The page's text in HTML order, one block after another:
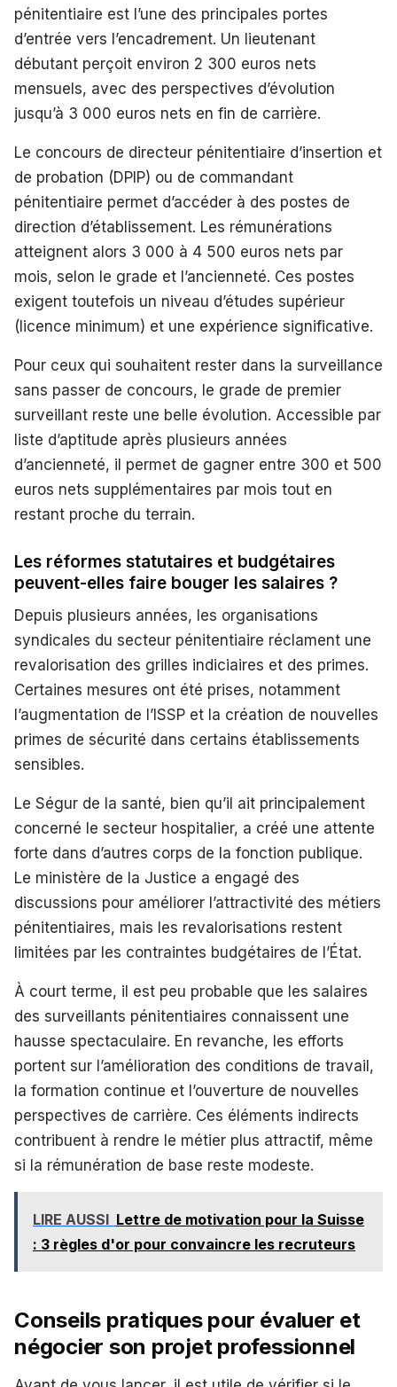
pénitentiaire est l’une des principales portes
d’entrée vers l’encadrement. Un lieutenant
débutant perçoit environ 2 300 euros nets
mensuels, avec des perspectives d’évolution
jusqu’à 3 000 euros nets en fin de carrière.
Le concours de directeur pénitentiaire d’insertion et
de probation (DPIP) ou de commandant
pénitentiaire permet d’accéder à des postes de
direction d’établissement. Les rémunérations
atteignent alors 3 000 à 4 500 euros nets par
mois, selon le grade et l’ancienneté. Ces postes
exigent toutefois un niveau d’études supérieur
(licence minimum) et une expérience significative.
Pour ceux qui souhaitent rester dans la surveillance
sans passer de concours, le grade de premier
surveillant reste une belle évolution. Accessible par
liste d’aptitude après plusieurs années
d’ancienneté, il permet de gagner entre 300 et 500
euros nets supplémentaires par mois tout en
restant proche du terrain.
Les réformes statutaires et budgétaires
peuvent-elles faire bouger les salaires ?
Depuis plusieurs années, les organisations
syndicales du secteur pénitentiaire réclament une
revalorisation des grilles indiciaires et des primes.
Certaines mesures ont été prises, notamment
l’augmentation de l’ISSP et la création de nouvelles
primes de sécurité dans certains établissements
sensibles.
Le Ségur de la santé, bien qu’il ait principalement
concerné le secteur hospitalier, a créé une attente
forte dans d’autres corps de la fonction publique.
Le ministère de la Justice a engagé des
discussions pour améliorer l’attractivité des métiers
pénitentiaires, mais les revalorisations restent
limitées par les contraintes budgétaires de l’État.
À court terme, il est peu probable que les salaires
des surveillants pénitentiaires connaissent une
hausse spectaculaire. En revanche, les efforts
portent sur l’amélioration des conditions de travail,
la formation continue et l’ouverture de nouvelles
perspectives de carrière. Ces éléments indirects
contribuent à rendre le métier plus attractif, même
si la rémunération de base reste modeste.
LIRE AUSSI Lettre de motivation pour la Suisse
: 3 règles d'or pour convaincre les recruteurs
Conseils pratiques pour évaluer et
négocier son projet professionnel